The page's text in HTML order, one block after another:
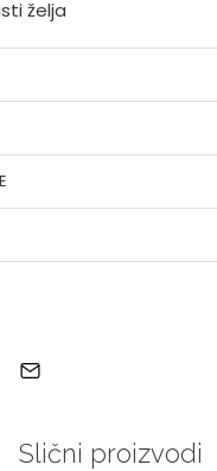
želja
Slični proizvodi